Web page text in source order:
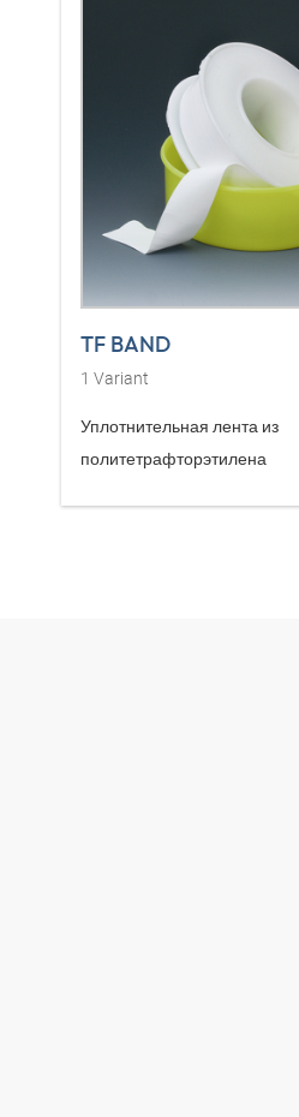
TF BAND
1 Variant
Уплотнительная лента из
политетрафторэтилена